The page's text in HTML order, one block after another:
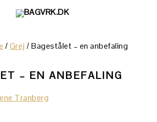
/Grej /Bagestålet – en anbefaling
– EN ANBEFALING
Tranberg